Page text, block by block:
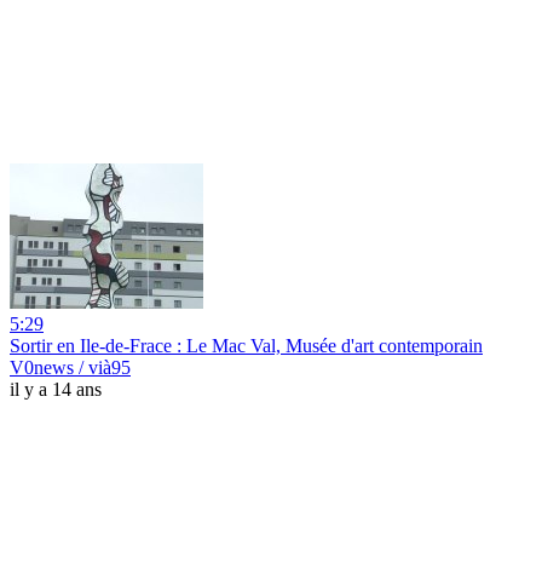
5:29
Sortir en Ile-de-Frace : Le Mac Val, Musée d'art contemporain
V0news / vià95
il y a 14 ans